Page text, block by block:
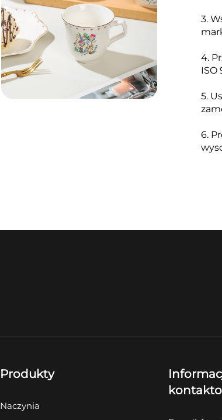
3.
4.
ISO
5.
6.
Produkty
Naczynia